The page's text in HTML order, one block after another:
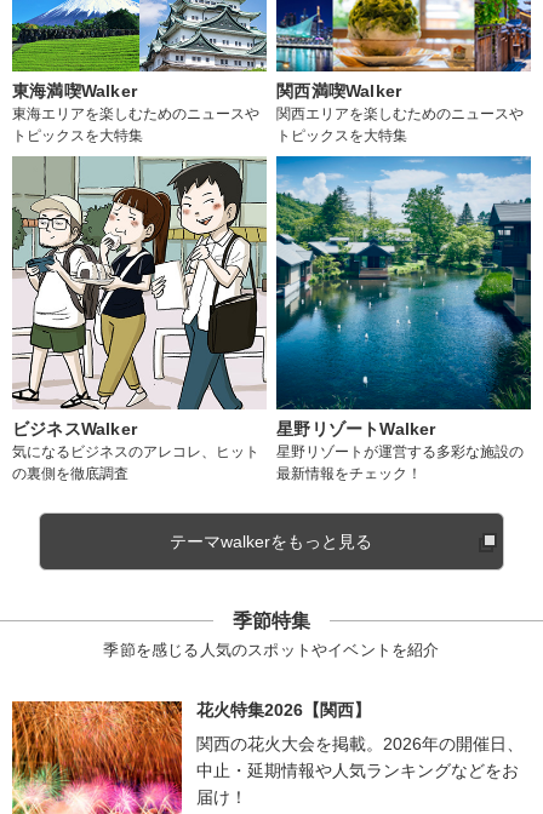
東海満喫Walker
東海エリアを楽しむためのニュースや
トピックスを大特集
関西満喫Walker
関西エリアを楽しむためのニュースや
トピックスを大特集
ビジネスWalker
気になるビジネスのアレコレ、ヒット
の裏側を徹底調査
星野リゾートWalker
星野リゾートが運営する多彩な施設の
最新情報をチェック！
テーマwalkerをもっと見る
季節特集
季節を感じる人気のスポットやイベントを紹介
花火特集2026【関西】
関西の花火大会を掲載。2026年の開催日、
中止・延期情報や人気ランキングなどをお
届け！